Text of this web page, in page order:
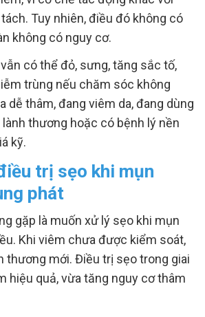
Tuy nhiên, điều đó không có
không có nguy cơ.
có thể đỏ, sưng, tăng sắc tố,
trùng nếu chăm sóc không
dễ thâm, đang viêm da, đang dùng
thương hoặc có bệnh lý nền
kỹ.
trị sẹo khi mụn
phát
gặp là muốn xử lý sẹo khi mụn
Khi viêm chưa được kiểm soát,
thương mới. Điều trị sẹo trong giai
hiệu quả, vừa tăng nguy cơ thâm